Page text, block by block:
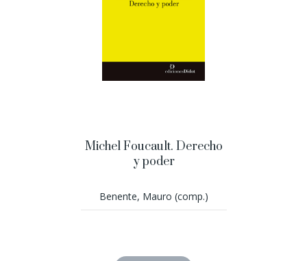
Michel Foucault. Derecho
y poder
Benente, Mauro (comp.)